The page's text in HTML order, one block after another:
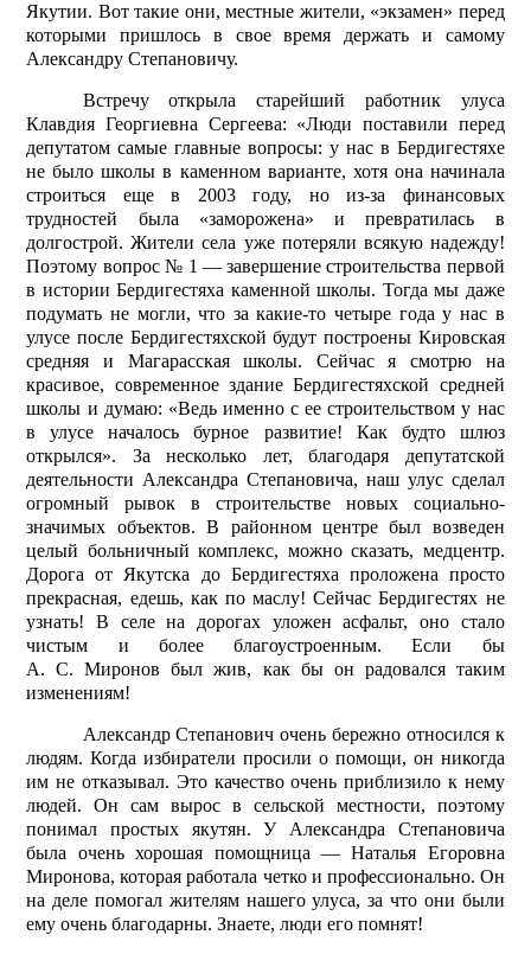
Якутии. Вот такие они, местные жители, «экзамен» перед
которыми пришлось в свое время держать и самому
Александру Степановичу.
Встречу открыла старейший работник улуса
Клавдия Георгиевна Сергеева: «Люди поставили перед
депутатом самые главные вопросы: у нас в Бердигестяхе
не было школы в каменном варианте, хотя она начинала
строиться еще в 2003 году, но из-за финансовых
трудностей была «заморожена» и превратилась в
долгострой. Жители села уже потеряли всякую надежду!
Поэтому вопрос № 1 — завершение строительства первой
в истории Бердигестяха каменной школы. Тогда мы даже
подумать не могли, что за какие-то четыре года у нас в
улусе после Бердигестяхской будут построены Кировская
средняя и Магарасская школы. Сейчас я смотрю на
красивое, современное здание Бердигестяхской средней
школы и думаю: «Ведь именно с ее строительством у нас
в улусе началось бурное развитие! Как будто шлюз
открылся». За несколько лет, благодаря депутатской
деятельности Александра Степановича, наш улус сделал
огромный рывок в строительстве новых социально-
значимых объектов. В районном центре был возведен
целый больничный комплекс, можно сказать, медцентр.
Дорога от Якутска до Бердигестяха проложена просто
прекрасная, едешь, как по маслу! Сейчас Бердигестях не
узнать! В селе на дорогах уложен асфальт, оно стало
чистым и более благоустроенным. Если бы
А. С. Миронов был жив, как бы он радовался таким
изменениям!
Александр Степанович очень бережно относился к
людям. Когда избиратели просили о помощи, он никогда
им не отказывал. Это качество очень приблизило к нему
людей. Он сам вырос в сельской местности, поэтому
понимал простых якутян. У Александра Степановича
была очень хорошая помощница — Наталья Егоровна
Миронова, которая работала четко и профессионально. Он
на деле помогал жителям нашего улуса, за что они были
ему очень благодарны. Знаете, люди его помнят!